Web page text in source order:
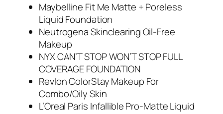
Maybelline Fit Me Matte + Poreless
Liquid Foundation
Neutrogena Skinclearing Oil-Free
Makeup
NYX CAN’T STOP WON’T STOP FULL
COVERAGE FOUNDATION
Revlon ColorStay Makeup For
Combo/Oily Skin
L’Oreal Paris Infallible Pro-Matte Liquid